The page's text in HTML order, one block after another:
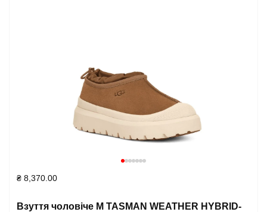
₴ 8,370.00
Взуття чоловіче M TASMAN WEATHER HYBRID-